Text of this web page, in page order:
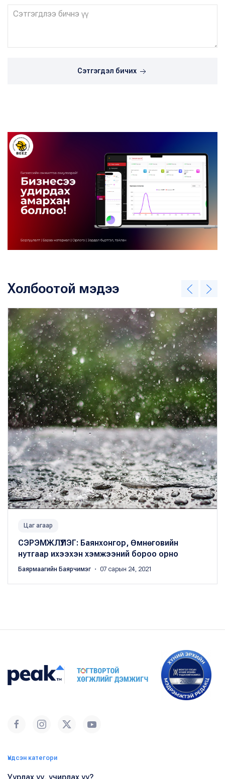
Сэтгэгдэл бичих
Холбоотой мэдээ
Цаг агаар
СЭРЭМЖЛҮҮЛЭГ: Баянхонгор, Өмнөговийн
нутгаар ихээхэн хэмжээний бороо орно
Баярмаагийн Баярчимэг ・ 07 сарын 24, 2021
Үндсэн категори